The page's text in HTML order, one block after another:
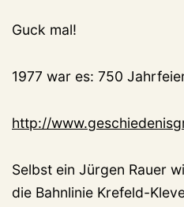
Guck mal!
1977 war es: 750
http://
Selbst ein Jürgen Rauer
die Bahnlinie Krefeld-